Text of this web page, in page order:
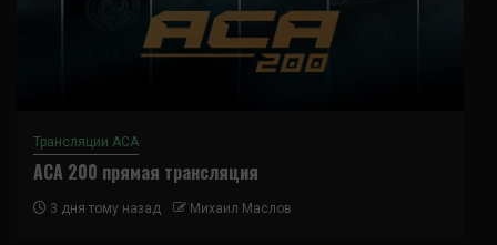
Трансляции ACA
ACA 200 прямая трансляция
3 дня тому назад Михаил Маслов